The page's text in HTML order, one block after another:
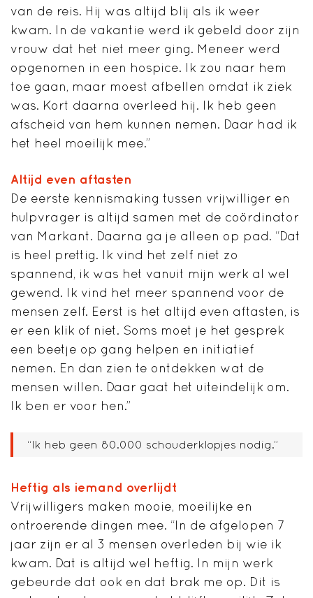
van de reis. Hij was altijd blij als ik weer
kwam. In de vakantie werd ik gebeld door zijn
vrouw dat het niet meer ging. Meneer werd
opgenomen in een hospice. Ik zou naar hem
toe gaan, maar moest afbellen omdat ik ziek
was. Kort daarna overleed hij. Ik heb geen
afscheid van hem kunnen nemen. Daar had ik
het heel moeilijk mee.”
Altijd even aftasten
De eerste kennismaking tussen vrijwilliger en
hulpvrager is altijd samen met de coördinator
van Markant. Daarna ga je alleen op pad. “Dat
is heel prettig. Ik vind het zelf niet zo
spannend, ik was het vanuit mijn werk al wel
gewend. Ik vind het meer spannend voor de
mensen zelf. Eerst is het altijd even aftasten, is
er een klik of niet. Soms moet je het gesprek
een beetje op gang helpen en initiatief
nemen. En dan zien te ontdekken wat de
mensen willen. Daar gaat het uiteindelijk om.
Ik ben er voor hen.”
“Ik heb geen 80.000 schouderklopjes nodig.”
Heftig als iemand overlijdt
Vrijwilligers maken mooie, moeilijke en
ontroerende dingen mee. “In de afgelopen 7
jaar zijn er al 3 mensen overleden bij wie ik
kwam. Dat is altijd wel heftig. In mijn werk
gebeurde dat ook en dat brak me op. Dit is